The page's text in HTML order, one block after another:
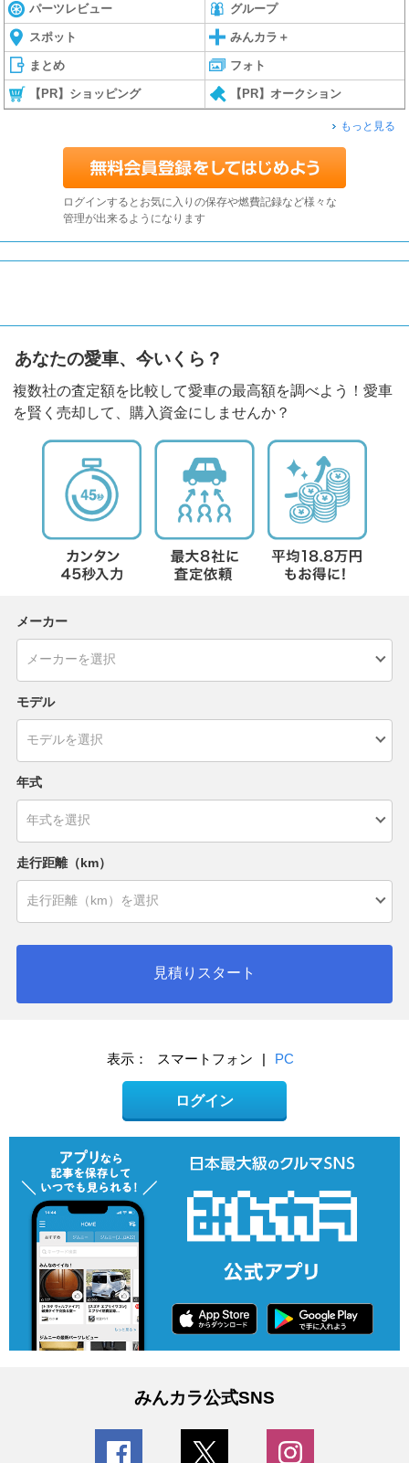
パーツレビュー グループ
スポット みんカラ＋
まとめ フォト
【PR】ショッピング 【PR】オークション
もっと見る
ログインするとお気に入りの保存や燃費記録など様々な
管理が出来るようになります
あなたの愛車、今いくら？
複数社の査定額を比較して愛車の最高額を調べよう！愛車
を賢く売却して、購入資金にしませんか？
メーカー
モデル
年式
走行距離（km）
見積りスタート
表示： スマートフォン | PC
ログイン
みんカラ公式SNS